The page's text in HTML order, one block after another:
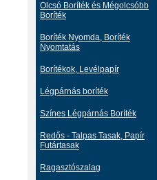
Olcsó Boríték és Mégolcsóbb
Boríték
Boríték Nyomda, Boríték
Nyomtatás
Borítékok, Levélpapír
Légpárnás boríték
Színes Légpárnás Boríték
Redős - Talpas Tasak, Papír
Futártasak
Ragasztószalag